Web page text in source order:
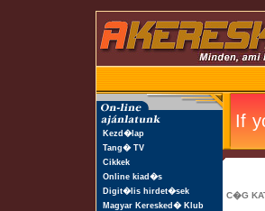
Kezd�lap
Tang� TV
Cikkek
Online kiad�s
Digit�lis hirdet�sek
Magyar Keresked� Klub
C�G